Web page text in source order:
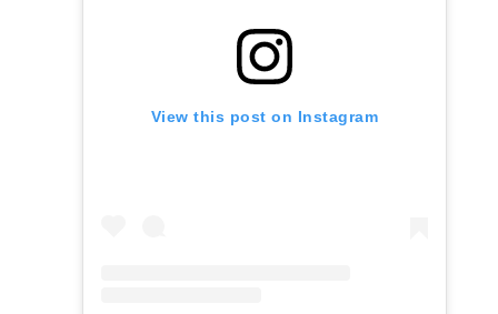
View this post on Instagram